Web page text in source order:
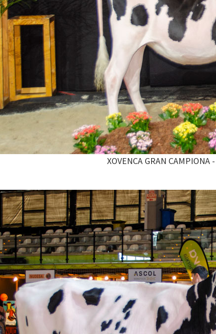
XOVENCA GRAN CAMPIONA